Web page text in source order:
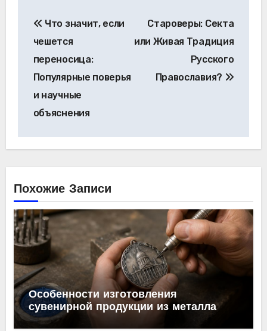
по
записям
Что значит, если
чешется
переносица:
Популярные поверья
и научные
объяснения
Староверы: Секта
или Живая Традиция
Русского
Православия?
Похожие Записи
Особенности изготовления
сувенирной продукции из металла